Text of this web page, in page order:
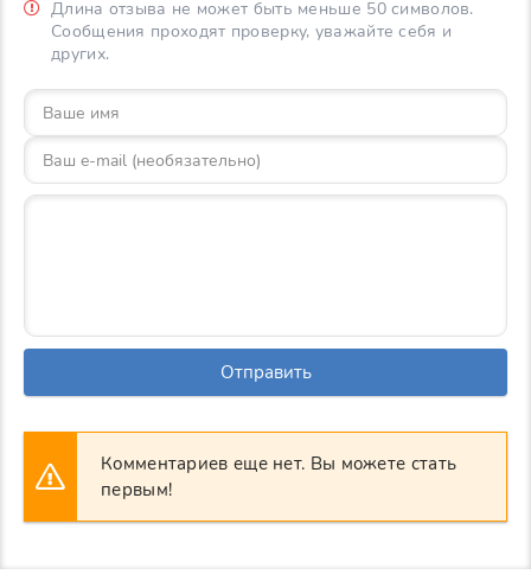
Длина отзыва не может быть меньше 50 символов.
Сообщения проходят проверку, уважайте себя и
других.
Отправить
Комментариев еще нет. Вы можете стать
первым!